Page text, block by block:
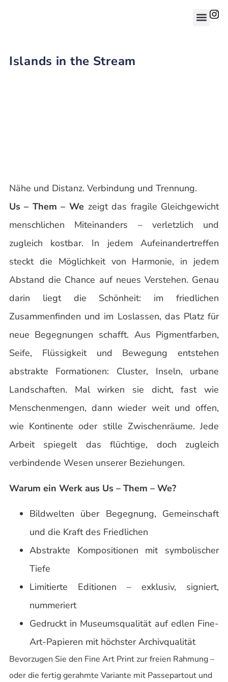
Islands in the Stream
Nähe und Distanz. Verbindung und Trennung.
Us – Them – We zeigt das fragile Gleichgewicht
menschlichen Miteinanders – verletzlich und
zugleich kostbar. In jedem Aufeinandertreffen
steckt die Möglichkeit von Harmonie, in jedem
Abstand die Chance auf neues Verstehen. Genau
darin liegt die Schönheit: im friedlichen
Zusammenfinden und im Loslassen, das Platz für
neue Begegnungen schafft. Aus Pigmentfarben,
Seife, Flüssigkeit und Bewegung entstehen
abstrakte Formationen: Cluster, Inseln, urbane
Landschaften. Mal wirken sie dicht, fast wie
Menschenmengen, dann wieder weit und offen,
wie Kontinente oder stille Zwischenräume. Jede
Arbeit spiegelt das flüchtige, doch zugleich
verbindende Wesen unserer Beziehungen.
Warum ein Werk aus Us – Them – We?
Bildwelten über Begegnung, Gemeinschaft
und die Kraft des Friedlichen
Abstrakte Kompositionen mit symbolischer
Tiefe
Limitierte Editionen – exklusiv, signiert,
nummeriert
Gedruckt in Museumsqualität auf edlen Fine-
Art-Papieren mit höchster Archivqualität
Bevorzugen Sie den Fine Art Print zur freien Rahmung –
oder die fertig gerahmte Variante mit Passepartout und